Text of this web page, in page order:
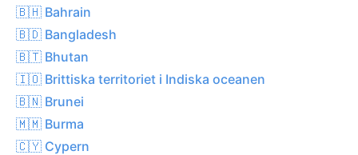
🇧🇭 Bahrain
🇧🇩 Bangladesh
🇧🇹 Bhutan
🇮🇴 Brittiska territoriet i Indiska oceanen
🇧🇳 Brunei
🇲🇲 Burma
🇨🇾 Cypern